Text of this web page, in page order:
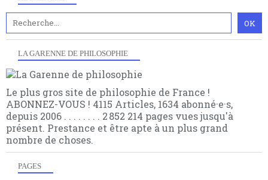
LA GARENNE DE PHILOSOPHIE
Le plus gros site de philosophie de France !
ABONNEZ-VOUS ! 4115 Articles, 1634 abonné·e·s,
depuis 2006 . . . . . . . . 2 852 214 pages vues jusqu'à
présent. Prestance et être apte à un plus grand
nombre de choses.
PAGES